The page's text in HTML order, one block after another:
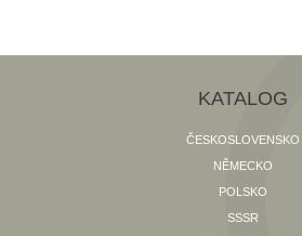
KATALOG
ČESKOSLOVENSKO
NĚMECKO
POLSKO
SSSR